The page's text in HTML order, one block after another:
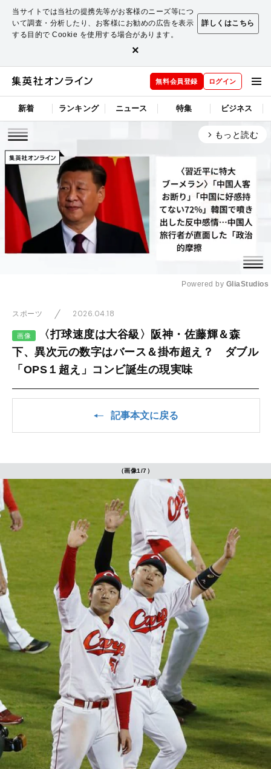
当サイトでは当社の提携先等がお客様のニーズ等につ
いて調査・分析したり、お客様にお勧めの広告を表示
する目的で Cookie を使用する場合があります。
詳しくはこちら
×
無料会員登録 ログイン
新着 ランキング ニュース 特集 ビジネス
arrow_forward_ios もっと読む
Powered by GliaStudios
スポーツ 2026.04.18
画像
〈打球速度は大谷級〉阪神・佐藤輝＆森
下、異次元の数字はバース＆掛布超え？ ダブル
「OPS１超え」コンビ誕生の現実味
記事本文に戻る
（画像1/7）